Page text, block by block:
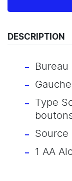
DESCRIPTION
Type
Source
1 AA